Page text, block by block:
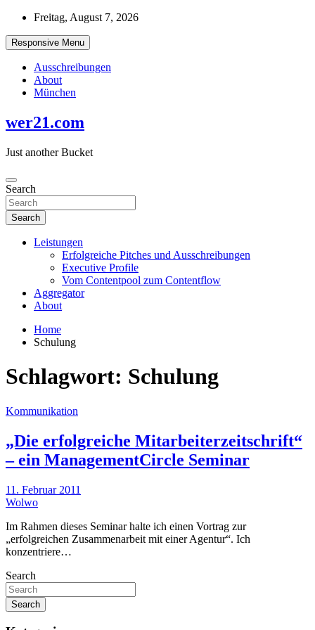
Skip
content
Freitag, August 7, 2026
Responsive Menu
Ausschreibungen
About
München
wer21.com
Just another Bucket
Search
Search
Leistungen
Erfolgreiche Pitches und Ausschreibungen
Executive Profile
Vom Contentpool zum Contentflow
Aggregator
About
Home
Schulung
Schlagwort: Schulung
Kommunikation
„Die erfolgreiche Mitarbeiterzeitschrift“
– ein ManagementCircle Seminar
11. Februar 2011
Wolwo
Im Rahmen dieses Seminar halte ich einen Vortrag zur
„erfolgreichen Zusammenarbeit mit einer Agentur“. Ich
konzentriere…
Search
Search